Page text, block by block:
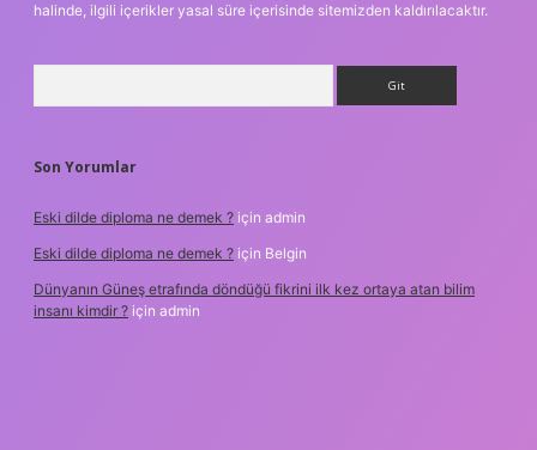
halinde, ilgili içerikler yasal süre içerisinde sitemizden kaldırılacaktır.
Son Yorumlar
Eski dilde diploma ne demek ? için admin
Eski dilde diploma ne demek ? için Belgin
Dünyanın Güneş etrafında döndüğü fikrini ilk kez ortaya atan bilim
insanı kimdir ? için admin